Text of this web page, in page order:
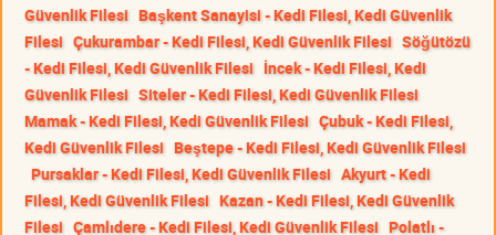
Güvenlik Filesi Başkent Sanayisi - Kedi Filesi, Kedi Güvenlik
Filesi Çukurambar - Kedi Filesi, Kedi Güvenlik Filesi Söğütözü
- Kedi Filesi, Kedi Güvenlik Filesi İncek - Kedi Filesi, Kedi
Güvenlik Filesi Siteler - Kedi Filesi, Kedi Güvenlik Filesi
Mamak - Kedi Filesi, Kedi Güvenlik Filesi Çubuk - Kedi Filesi,
Kedi Güvenlik Filesi Beştepe - Kedi Filesi, Kedi Güvenlik Filesi
Pursaklar - Kedi Filesi, Kedi Güvenlik Filesi Akyurt - Kedi
Filesi, Kedi Güvenlik Filesi Kazan - Kedi Filesi, Kedi Güvenlik
Filesi Çamlıdere - Kedi Filesi, Kedi Güvenlik Filesi Polatlı -